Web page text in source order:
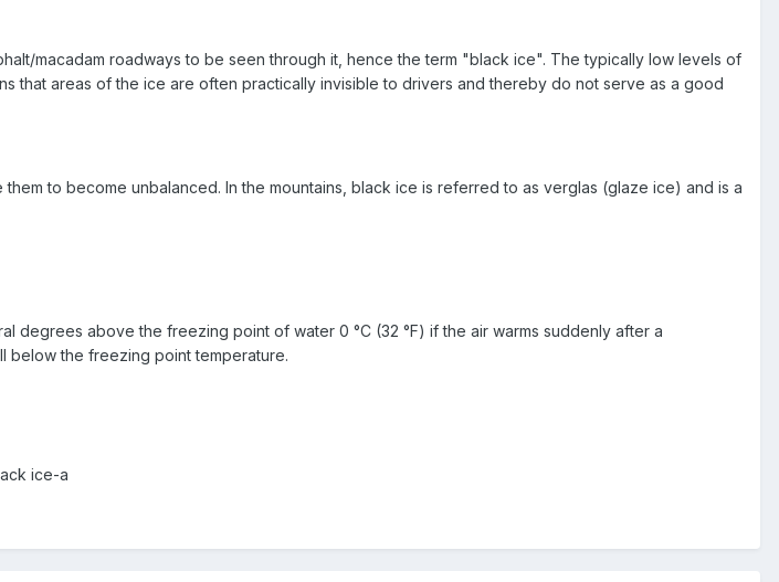
macadam roadways to be seen through it, hence the term "black ice". The typically low levels of
that areas of the ice are often practically invisible to drivers and thereby do not serve as a good
to become unbalanced. In the mountains, black ice is referred to as verglas (glaze ice) and is a
degrees above the freezing point of water 0 °C (32 °F) if the air warms suddenly after a
below the freezing point temperature.
ice-a